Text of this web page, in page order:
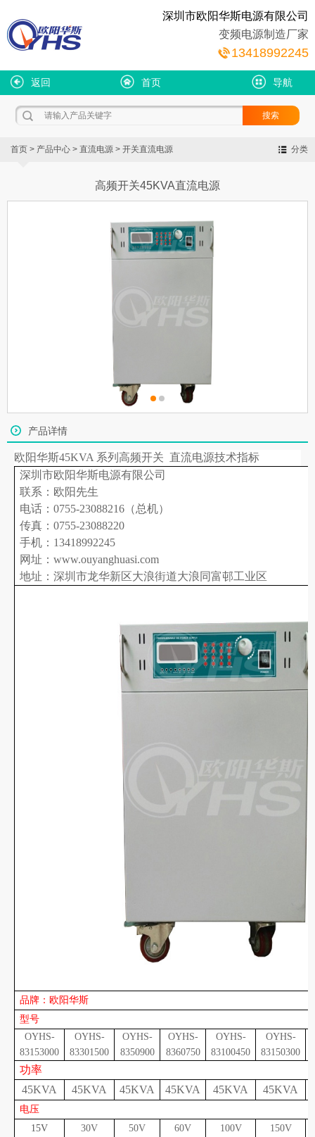
深圳市欧阳华斯电源有限公司
变频电源制造厂家
13418992245
返回 首页 导航
分类
首页 > 产品中心 > 直流电源 > 开关直流电源
高频开关45KVA直流电源
产品详情
欧阳华斯45KVA 系列 高频开关 直流电源技术指标
深圳市欧阳华斯电源有限公司
联系：欧阳先生
电话：0755-23088216（总机）
传真：0755-23088220
手机：13418992245
网址：www.ouyanghuasi.com
地址：深圳市龙华新区大浪街道大浪同富邨工业区
品牌：欧阳华斯
型号
OYHS-
83153000
OYHS-
83301500
OYHS-
8350900
OYHS-
8360750
OYHS-
83100450
OYHS-
83150300
功率
45KVA
45KVA 45KVA 45KVA 45KVA 45KVA
电压
15V
30V 50V 60V 100V
150V